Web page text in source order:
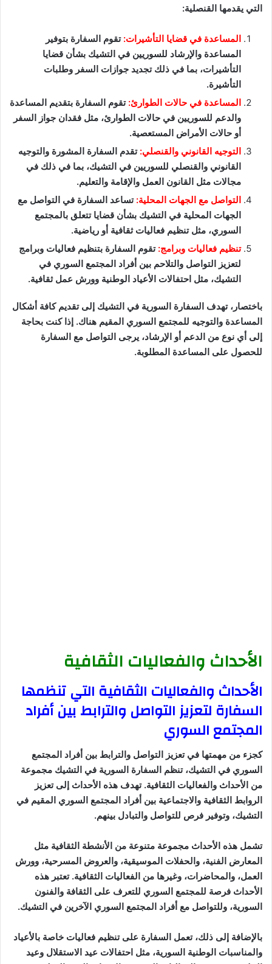
التي يقدمها القنصلية:
المساعدة في قضايا التأشيرات: تقوم السفارة بتوفير
المساعدة والإرشاد للسوريين في التشيك بشأن قضايا
التأشيرات، بما في ذلك تجديد جوازات السفر وطلبات
التأشيرة.
المساعدة في حالات الطوارئ: تقوم السفارة بتقديم المساعدة
والدعم للسوريين في حالات الطوارئ، مثل فقدان جواز السفر
أو حالات الأمراض المستعصية.
التوجيه القانوني والقنصلي: تقدم السفارة المشورة والتوجيه
القانوني والقنصلي للسوريين في التشيك، بما في ذلك في
مجالات مثل القانون العمل والإقامة والتعليم.
التواصل مع الجهات المحلية: تساعد السفارة في التواصل مع
الجهات المحلية في التشيك بشأن قضايا تتعلق بالمجتمع
السوري، مثل تنظيم فعاليات ثقافية أو رياضية.
تنظيم فعاليات وبرامج: تقوم السفارة بتنظيم فعاليات وبرامج
لتعزيز التواصل والتلاحم بين أفراد المجتمع السوري في
التشيك، مثل احتفالات الأعياد الوطنية وورش عمل ثقافية.
باختصار، تهدف السفارة السورية في التشيك إلى تقديم كافة أشكال
المساعدة والتوجيه للمجتمع السوري المقيم هناك. إذا كنت بحاجة
إلى أي نوع من الدعم أو الإرشاد، يرجى التواصل مع السفارة
للحصول على المساعدة المطلوبة.
الأحداث والفعاليات الثقافية
الأحداث والفعاليات الثقافية التي تنظمها
السفارة لتعزيز التواصل والترابط بين أفراد
المجتمع السوري
كجزء من مهمتها في تعزيز التواصل والترابط بين أفراد المجتمع
السوري في التشيك، تنظم السفارة السورية في التشيك مجموعة
من الأحداث والفعاليات الثقافية. تهدف هذه الأحداث إلى تعزيز
الروابط الثقافية والاجتماعية بين أفراد المجتمع السوري المقيم في
التشيك، وتوفير فرص للتواصل والتبادل بينهم.
تشمل هذه الأحداث مجموعة متنوعة من الأنشطة الثقافية مثل
المعارض الفنية، والحفلات الموسيقية، والعروض المسرحية، وورش
العمل، والمحاضرات، وغيرها من الفعاليات الثقافية. تعتبر هذه
الأحداث فرصة للمجتمع السوري للتعرف على الثقافة والفنون
السورية، وللتواصل مع أفراد المجتمع السوري الآخرين في التشيك.
بالإضافة إلى ذلك، تعمل السفارة على تنظيم فعاليات خاصة بالأعياد
والمناسبات الوطنية السورية، مثل احتفالات عيد الاستقلال وعيد